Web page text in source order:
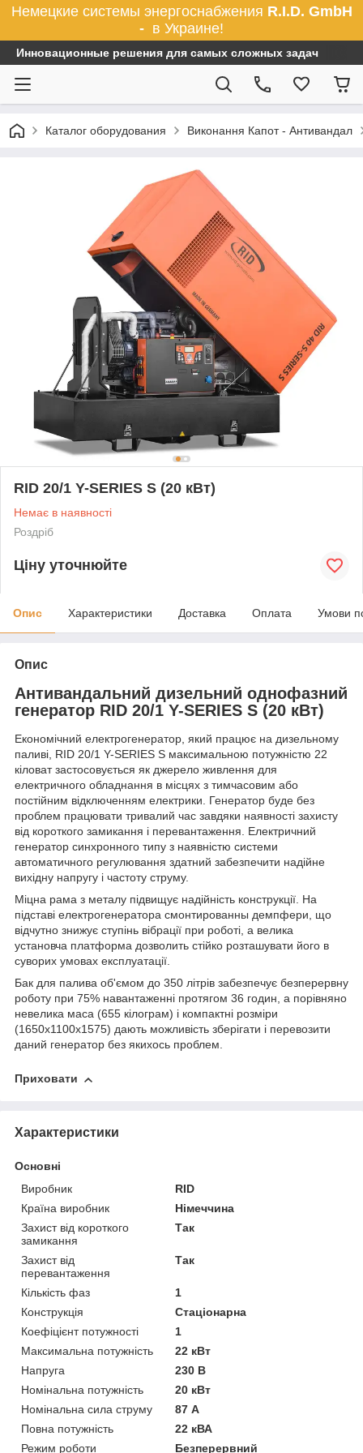
Немецкие системы энергоснабжения R.I.D. GmbH
- в Украине!
Инновационные решения для самых сложных задач
Каталог оборудования Виконання Капот - Антивандал
RID 20/1 Y-SERIES S (20 кВт)
Немає в наявності
Роздріб
Ціну уточнюйте
Опис Характеристики Доставка Оплата Умови
Опис
Антивандальний дизельний однофазний
генератор RID 20/1 Y-SERIES S (20 кВт)
Економічний електрогенератор, який працює на дизельному
паливі, RID 20/1 Y-SERIES S максимальною потужністю 22
кіловат застосовується як джерело живлення для
електричного обладнання в місцях з тимчасовим або
постійним відключенням електрики. Генератор буде без
проблем працювати тривалий час завдяки наявності захисту
від короткого замикання і перевантаження. Електричний
генератор синхронного типу з наявністю системи
автоматичного регулювання здатний забезпечити надійне
вихідну напругу і частоту струму.
Міцна рама з металу підвищує надійність конструкції. На
підставі електрогенератора смонтированны демпфери, що
відчутно знижує ступінь вібрації при роботі, а велика
установча платформа дозволить стійко розташувати його в
суворих умовах експлуатації.
Бак для палива об'ємом до 350 літрів забезпечує безперервну
роботу при 75% навантаженні протягом 36 годин, а порівняно
невелика маса (655 кілограм) і компактні розміри
(1650x1100x1575) дають можливість зберігати і перевозити
даний генератор без якихось проблем.
Приховати
Характеристики
Основні
Виробник
RID
Країна виробник
Німеччина
Захист від короткого
замикання
Так
Захист від
перевантаження
Так
Кількість фаз
1
Конструкція
Стаціонарна
Коефіцієнт потужності
1
Максимальна потужність
22 кВт
Напруга
230 В
Номінальна потужність
20 кВт
Номінальна сила струму
87 А
Повна потужність
22 кВА
Режим роботи
Безперервний